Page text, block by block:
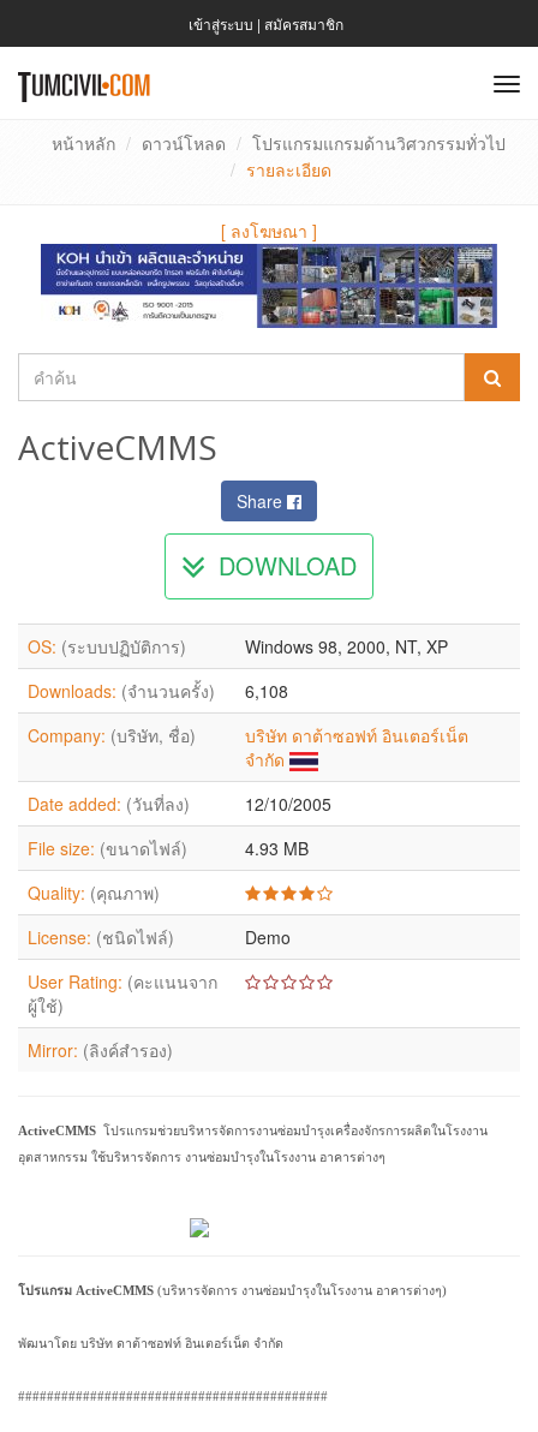
เข้าสู่ระบบ | สมัครสมาชิก
หน้าหลัก ดาวน์โหลด
โปรแกรมแกรมด้านวิศวกรรมทั่วไป
รายละเอียด
[ ลงโฆษณา ]
ActiveCMMS
Share
DOWNLOAD
OS: (ระบบปฏิบัติการ)
Windows 98, 2000, NT, XP
Downloads: (จำนวนครั้ง)
6,108
Company: (บริษัท, ชื่อ)
บริษัท ดาต้าซอฟท์ อินเตอร์เน็ต
จำกัด
Date added: (วันที่ลง)
12/10/2005
File size: (ขนาดไฟล์)
4.93 MB
Quality: (คุณภาพ)
License: (ชนิดไฟล์)
Demo
User Rating: (คะแนนจาก
ผู้ใช้)
Mirror: (ลิงค์สำรอง)
ActiveCMMS โปรแกรมช่วยบริหารจัดการงานซ่อมบำรุงเครื่องจักรการผลิตในโรงงาน
อุตสาหกรรม ใช้บริหารจัดการ งานซ่อมบำรุงในโรงงาน อาคารต่างๆ
โปรแกรม ActiveCMMS (บริหารจัดการ งานซ่อมบำรุงในโรงงาน อาคารต่างๆ)
พัฒนาโดย บริษัท ดาต้าซอฟท์ อินเตอร์เน็ต จำกัด
###########################################